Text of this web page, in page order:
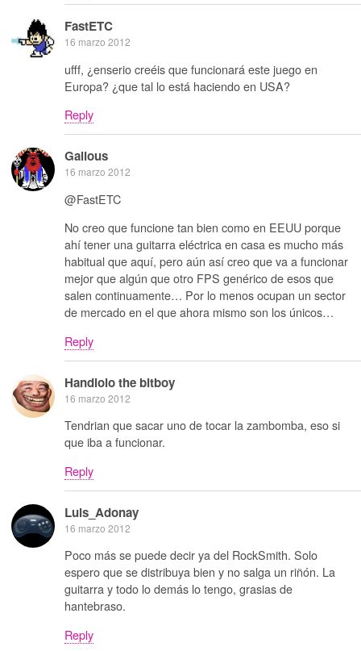
FastETC
16 marzo 2012
ufff, ¿enserio creéis que funcionará este juego en
Europa? ¿que tal lo está haciendo en USA?
Reply
Galious
16 marzo 2012
@FastETC
No creo que funcione tan bien como en EEUU porque
ahí tener una guitarra eléctrica en casa es mucho más
habitual que aquí, pero aún así creo que va a funcionar
mejor que algún que otro FPS genérico de esos que
salen continuamente… Por lo menos ocupan un sector
de mercado en el que ahora mismo son los únicos…
Reply
Handlolo the bitboy
16 marzo 2012
Tendrian que sacar uno de tocar la zambomba, eso si
que iba a funcionar.
Reply
Luis_Adonay
16 marzo 2012
Poco más se puede decir ya del RockSmith. Solo
espero que se distribuya bien y no salga un riñón. La
guitarra y todo lo demás lo tengo, grasias de
hantebraso.
Reply